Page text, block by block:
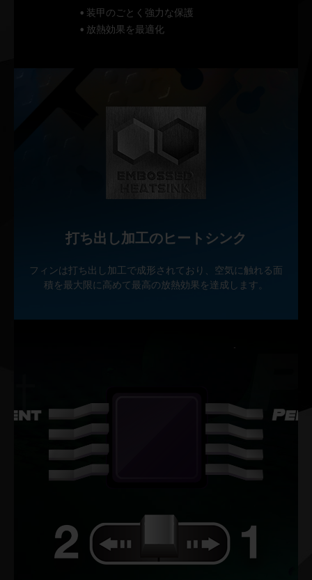
• 装甲のごとく強力な保護
• 放熱効果を最適化
打ち出し加工のヒートシンク
フィンは打ち出し加工で成形されており、空気に触れる面
積を最大限に高めて最高の放熱効果を達成します。